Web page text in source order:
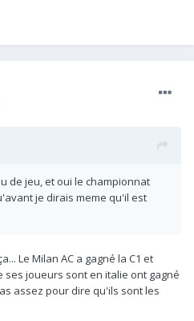
de jeu, et oui le championnat
je dirais meme qu'il est
Le Milan AC a gagné la C1 et
joueurs sont en italie ont gagné
assez pour dire qu'ils sont les